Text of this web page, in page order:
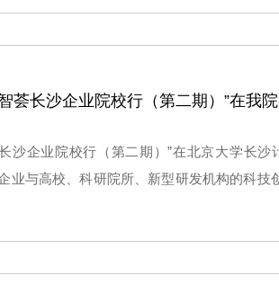
荟长沙企业院校行（第二期）”在我
沙企业院校行（第二期）”在北京大学长
业与高校、科研院所、新型研发机构的科技